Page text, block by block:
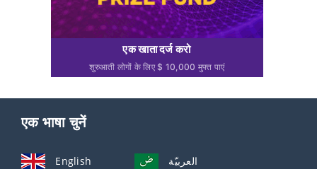
एक खाता दर्ज करो
शुरुआती लोगों के लिए $ 10,000 मुफ्त पाएं
एक भाषा चुनें
English العربيّة